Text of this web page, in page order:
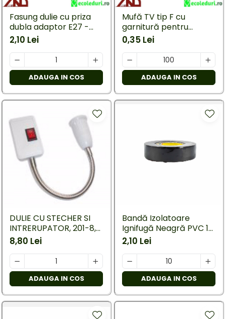
exterior
Lampi emergente
Lustre
Spoturi led pe sina
Multimetru Digital
Prelungitoare/Derulatoare
Starter/Droser
Triplu Stecher
Întrerupătoare/Comutatoare
Ştechere/Stecher adaptor
Ţeavă PVC
Fasung dulie cu priza
dubla adaptor E27 -
E27
2,10 Lei
ADAUGA IN COS
Mufă TV tip F cu
garnitură pentru
splitter
0,35 Lei
ADAUGA IN COS
DULIE CU STECHER SI
INTRERUPATOR, 201-8,
20 CM
8,80 Lei
ADAUGA IN COS
Bandă Izolatoare
Ignifugă Neagră PVC 19
mm × 20 m, 7 kV, 0,15
mm
2,10 Lei
ADAUGA IN COS